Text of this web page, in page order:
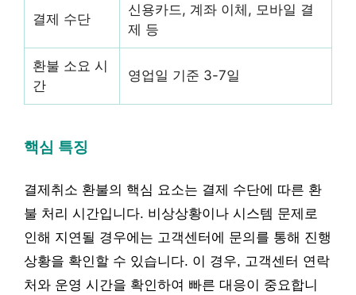
결제 수단
신용카드, 계좌 이체, 모바일 결
제 등
환불 소요 시
간
영업일 기준 3-7일
핵심 특징
결제취소 환불의 핵심 요소는 결제 수단에 따른 환
불 처리 시간입니다. 비상상황이나 시스템 문제로
인해 지연될 경우에는 고객센터에 문의를 통해 진행
상황을 확인할 수 있습니다. 이 경우, 고객센터 연락
처와 운영 시간을 확인하여 빠른 대응이 중요합니